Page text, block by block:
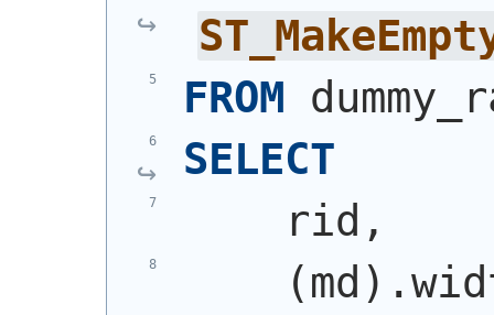
FROM
SELECT
    rid,
(md )